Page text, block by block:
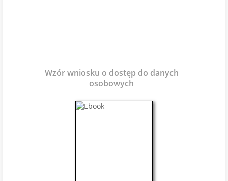
Wzór wniosku o dostęp do danych
osobowych